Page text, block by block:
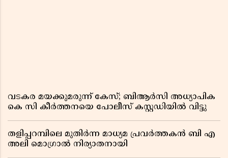
വടകര മയക്കുമരുന്ന് കേസ്; ബിആർസി അധ്യാപിക
കെ സി കീർത്തനയെ പോലീസ് കസ്റ്റഡിയിൽ വിട്ടു
തളിപ്പറമ്പിലെ മുതിർന്ന മാധ്യമ പ്രവർത്തകൻ ബി എ
അലി മൊഗ്രാൽ നിര്യാതനായി